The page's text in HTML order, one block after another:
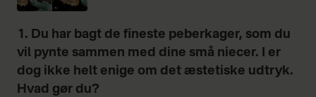
1. Du har bagt de fineste peberkager, som du
vil pynte sammen med dine små niecer. I er
dog ikke helt enige om det æstetiske udtryk.
Hvad gør du?